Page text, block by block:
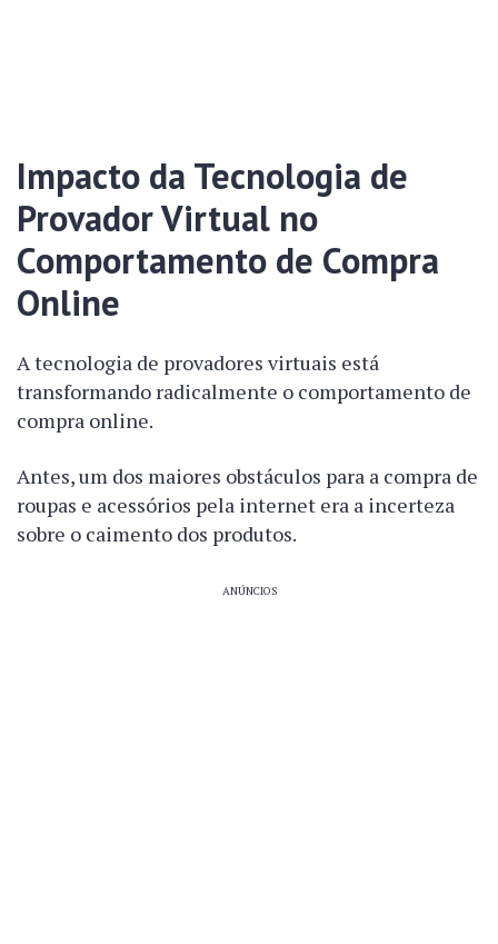
Impacto da Tecnologia de
Provador Virtual no
Comportamento de Compra
Online
A tecnologia de provadores virtuais está
transformando radicalmente o comportamento de
compra online.
Antes, um dos maiores obstáculos para a compra de
roupas e acessórios pela internet era a incerteza
sobre o caimento dos produtos.
ANÚNCIOS